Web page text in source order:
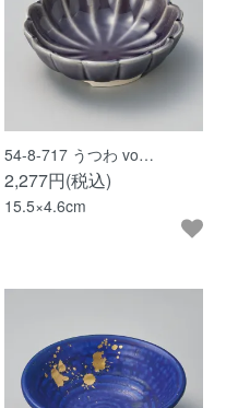
54-8-717 うつわ vo…
2,277円(税込)
15.5×4.6cm